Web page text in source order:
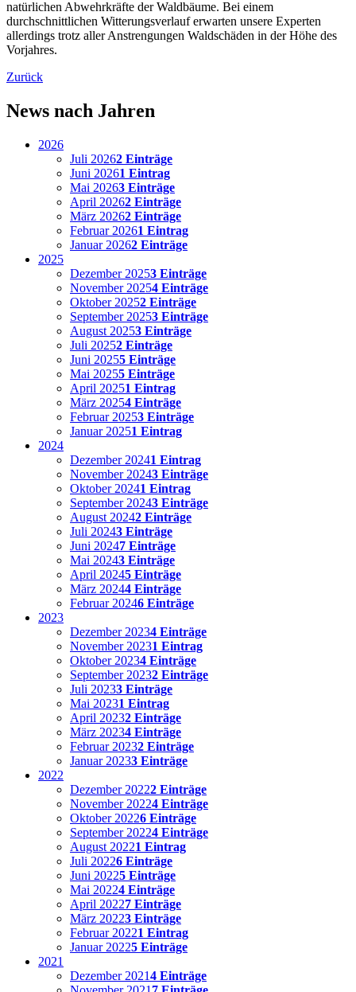
natürlichen Abwehrkräfte der Waldbäume. Bei einem
durchschnittlichen Witterungsverlauf erwarten unsere Experten
allerdings trotz aller Anstrengungen Waldschäden in der Höhe des
Vorjahres.
Zurück
News nach Jahren
2026
Juli 20262 Einträge
Juni 20261 Eintrag
Mai 20263 Einträge
April 20262 Einträge
März 20262 Einträge
Februar 20261 Eintrag
Januar 20262 Einträge
2025
Dezember 20253 Einträge
November 20254 Einträge
Oktober 20252 Einträge
September 20253 Einträge
August 20253 Einträge
Juli 20252 Einträge
Juni 20255 Einträge
Mai 20255 Einträge
April 20251 Eintrag
März 20254 Einträge
Februar 20253 Einträge
Januar 20251 Eintrag
2024
Dezember 20241 Eintrag
November 20243 Einträge
Oktober 20241 Eintrag
September 20243 Einträge
August 20242 Einträge
Juli 20243 Einträge
Juni 20247 Einträge
Mai 20243 Einträge
April 20245 Einträge
März 20244 Einträge
Februar 20246 Einträge
2023
Dezember 20234 Einträge
November 20231 Eintrag
Oktober 20234 Einträge
September 20232 Einträge
Juli 20233 Einträge
Mai 20231 Eintrag
April 20232 Einträge
März 20234 Einträge
Februar 20232 Einträge
Januar 20233 Einträge
2022
Dezember 20222 Einträge
November 20224 Einträge
Oktober 20226 Einträge
September 20224 Einträge
August 20221 Eintrag
Juli 20226 Einträge
Juni 20225 Einträge
Mai 20224 Einträge
April 20227 Einträge
März 20223 Einträge
Februar 20221 Eintrag
Januar 20225 Einträge
2021
Dezember 20214 Einträge